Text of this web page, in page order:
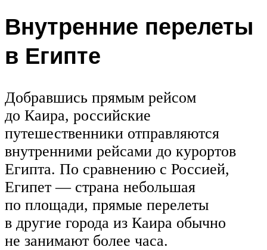
Внутренние перелеты
в Египте
Добравшись прямым рейсом
до Каира, российские
путешественники отправляются
внутренними рейсами до курортов
Египта. По сравнению с Россией,
Египет — страна небольшая
по площади, прямые перелеты
в другие города из Каира обычно
не занимают более часа.